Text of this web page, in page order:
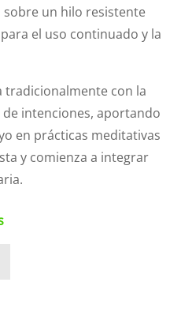
sobre un hilo resistente
el uso continuado y la
tradicionalmente con la
intenciones, aportando
en prácticas meditativas
y comienza a integrar